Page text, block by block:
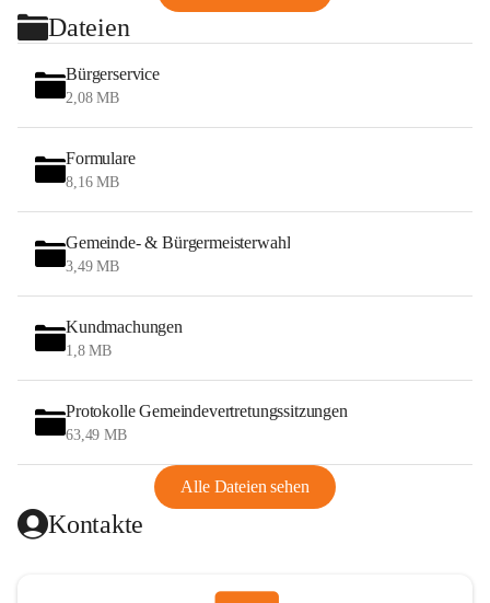
Dateien
Bürgerservice
2,08 MB
Formulare
8,16 MB
Gemeinde- & Bürgermeisterwahl
3,49 MB
Kundmachungen
1,8 MB
Protokolle Gemeindevertretungssitzungen
63,49 MB
Alle Dateien sehen
Kontakte